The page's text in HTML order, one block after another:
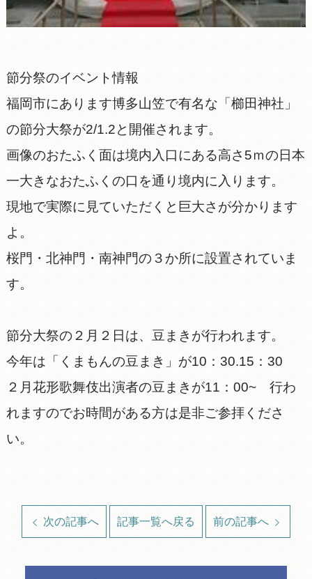
節分祭のイベント情報
福岡市にあります博多山笠で有名な「櫛田神社」
の節分大祭が2/1.2と開催されます。
画像のおたふく面は境内入口にある高さ5ｍの日本
一大きなおたふくの口を通り境内に入ります。
現地で実際に見ていただくと巨大さが分かります
よ。
桜門・北神門・南神門の３か所に設置されていま
す。
節分大祭の２月２日は、豆まきが行われます。
今年は「くまもんの豆まき」が10：30.15：30
２月花形歌舞伎出演者の豆まきが11：00~ 行わ
れますのでお時間がある方は是非ご参拝くださ
い。
次の記事へ 記事一覧へ戻る 前の記事へ